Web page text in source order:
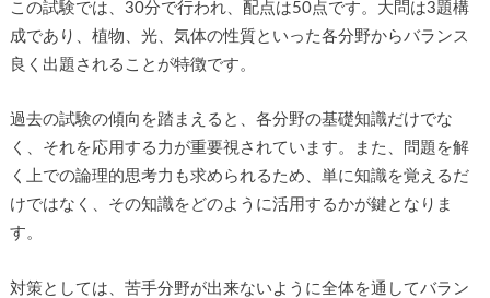
この試験では、30分で行われ、配点は50点です。大問は3題構
成であり、植物、光、気体の性質といった各分野からバランス
良く出題されることが特徴です。
過去の試験の傾向を踏まえると、各分野の基礎知識だけでな
く、それを応用する力が重要視されています。また、問題を解
く上での論理的思考力も求められるため、単に知識を覚えるだ
けではなく、その知識をどのように活用するかが鍵となりま
す。
対策としては、苦手分野が出来ないように全体を通してバラン